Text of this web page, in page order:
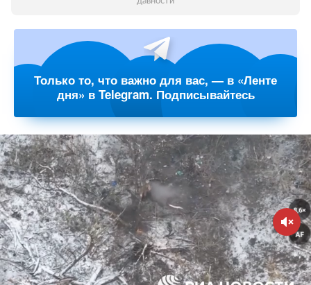
Только то, что важно для вас, — в «Ленте
дня» в Telegram. Подписывайтесь